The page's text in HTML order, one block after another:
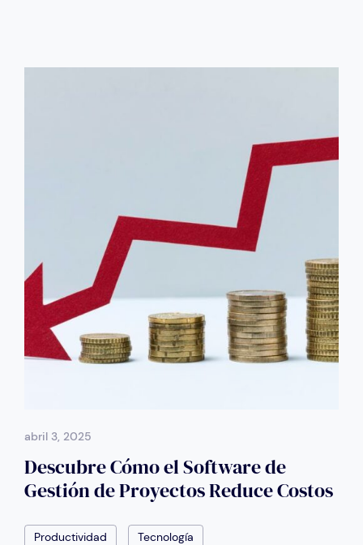
abril 3, 2025
Descubre Cómo el Software de
Gestión de Proyectos Reduce Costos
Productividad Tecnología